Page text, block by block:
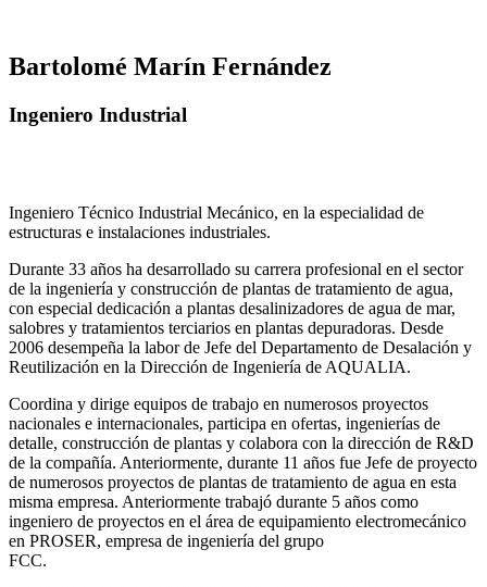
Bartolomé Marín Fernández
Ingeniero Industrial
Ingeniero Técnico Industrial Mecánico, en la especialidad de
estructuras e instalaciones industriales.
Durante 33 años ha desarrollado su carrera profesional en el sector
de la ingeniería y construcción de plantas de tratamiento de agua,
con especial dedicación a plantas desalinizadores de agua de mar,
salobres y tratamientos terciarios en plantas depuradoras. Desde
2006 desempeña la labor de Jefe del Departamento de Desalación y
Reutilización en la Dirección de Ingeniería de AQUALIA.
Coordina y dirige equipos de trabajo en numerosos proyectos
nacionales e internacionales, participa en ofertas, ingenierías de
detalle, construcción de plantas y colabora con la dirección de R&D
de la compañía. Anteriormente, durante 11 años fue Jefe de proyecto
de numerosos proyectos de plantas de tratamiento de agua en esta
misma empresa. Anteriormente trabajó durante 5 años como
ingeniero de proyectos en el área de equipamiento electromecánico
en PROSER, empresa de ingeniería del grupo
FCC.